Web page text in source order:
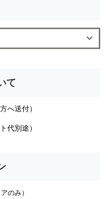
て
へ送付）
代別途）
のみ）